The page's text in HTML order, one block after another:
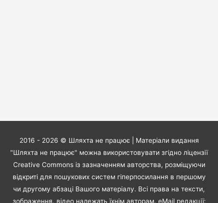
2016 - 2026 © Шляхта не працює| Матеріали видання
"Шляхта не працює" можна використовувати згідно ліцензії
Creative Commons із зазначенням авторства, розміщуючи
відкриті для пошукових систем гіперпосилання в першому
чи другому абзаці Вашого матеріалу. Всі права на тексти,
зображення, відео належать їхнім авторам. eMail редакції: